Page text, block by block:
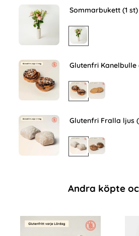
Sommarbukett (1 st)
Glutenfri Kanelbulle
Glutenfri Fralla ljus
Andra köpte